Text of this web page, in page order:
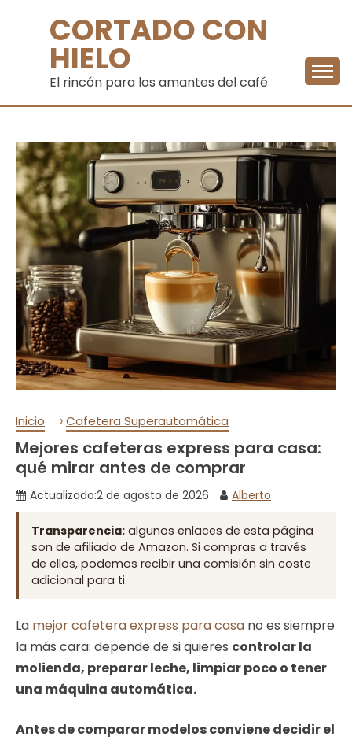
contenidoCORTADO CON
HIELO
El rincón para los amantes del café
Inicio ›Cafetera Superautomática
Mejores cafeteras express para casa:
qué mirar antes de comprar
Actualizado:2 de agosto de 2026 Alberto
Transparencia: algunos enlaces de esta página
son de afiliado de Amazon. Si compras a través
de ellos, podemos recibir una comisión sin coste
adicional para ti.
La mejor cafetera express para casa no es siempre
la más cara: depende de si quieres controlar la
molienda, preparar leche, limpiar poco o tener
una máquina automática.
Antes de comparar modelos conviene decidir el